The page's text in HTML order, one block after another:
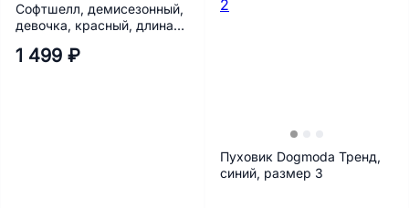
Софтшелл, демисезонный,
девочка, красный, длина
1 499 ₽
Пуховик Dogmoda Тренд,
синий, размер 3